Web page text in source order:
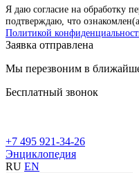
Я даю согласие на обработку
подтверждаю, что
Политикой
Заявка отправлена
Мы перезвоним в
Бесплатный звонок
+7 495 921-34-26
Энциклопедия
RU EN